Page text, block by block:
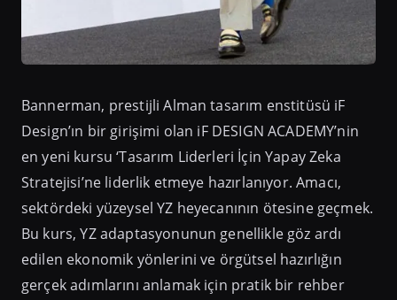
Bannerman, prestijli Alman tasarım enstitüsü iF
Design’ın bir girişimi olan iF DESIGN ACADEMY’nin
en yeni kursu ‘Tasarım Liderleri İçin Yapay Zeka
Stratejisi’ne liderlik etmeye hazırlanıyor. Amacı,
sektördeki yüzeysel YZ heyecanının ötesine geçmek.
Bu kurs, YZ adaptasyonunun genellikle göz ardı
edilen ekonomik yönlerini ve örgütsel hazırlığın
gerçek adımlarını anlamak için pratik bir rehber